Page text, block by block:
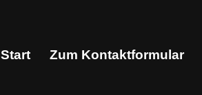
Start Zum Kontaktformular